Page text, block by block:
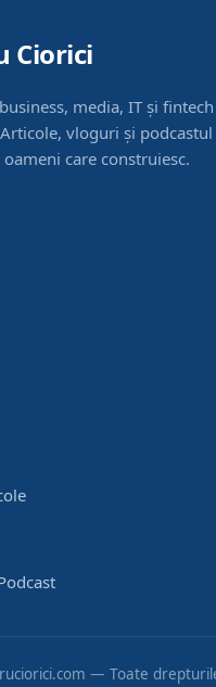
Ciorici
media, IT și
vloguri și
care construiesc.
— Toate